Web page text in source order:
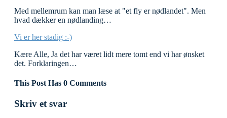
Med mellemrum kan man læse at "et fly er nødlandet". Men
hvad dækker en nødlanding…
Vi er her stadig :-)
Kære Alle, Ja det har været lidt mere tomt end vi har ønsket
det. Forklaringen…
This Post Has 0 Comments
Skriv et svar